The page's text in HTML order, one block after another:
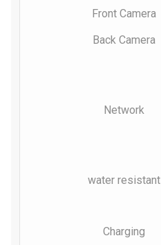
Front Camera
Back Camera
Network
water resistant
Charging